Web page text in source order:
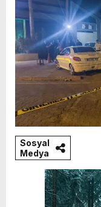
Sosyal
Medya